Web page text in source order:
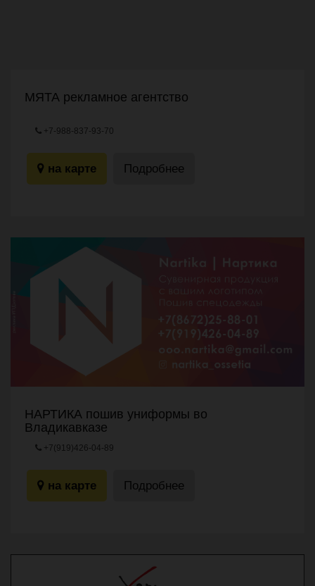
МЯТА рекламное агентство
+7-988-837-93-70
на карте Подробнее
НАРТИКА пошив униформы во
Владикавказе
+7(919)426-04-89
на карте Подробнее